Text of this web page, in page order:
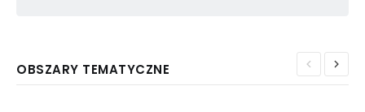
OBSZARY TEMATYCZNE